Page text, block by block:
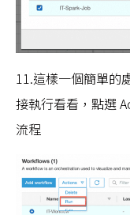
11.這樣一個簡單的
接執行看看，點選
流程